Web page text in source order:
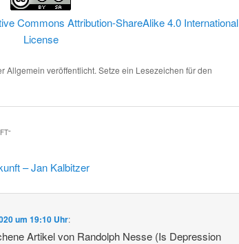
Commons Attribution-ShareAlike 4.0 International
License
Allgemein veröffentlicht. Setze ein Lesezeichen für den
“
– Jan Kalbitzer
um 19:10 Uhr:
Artikel von Randolph Nesse (Is Depression